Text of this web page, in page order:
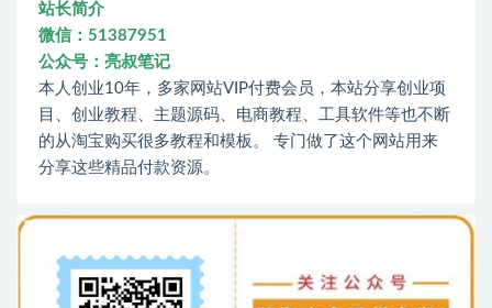
站长简介
微信：51387951
公众号：亮叔笔记
本人创业10年，多家网站VIP付费会员，本站分享创业项
目、创业教程、主题源码、电商教程、工具软件等也不断
的从淘宝购买很多教程和模板。 专门做了这个网站用来
分享这些精品付款资源。